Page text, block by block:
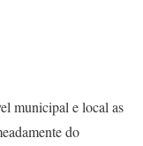
municipal e local as
do